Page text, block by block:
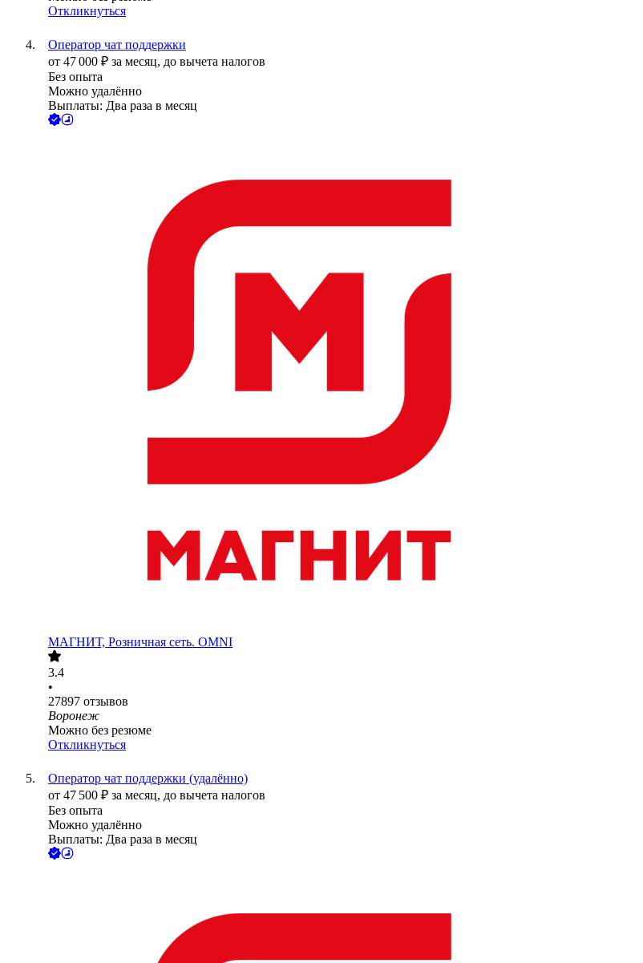
Откликнуться
Оператор чат поддержки
от 47 000 ₽ за месяц, до вычета налогов
Без опыта
Можно удалённо
Выплаты: Два раза в месяц
МАГНИТ, Розничная сеть. OMNI
3.4
•
27897 отзывов
Воронеж
Можно без резюме
Откликнуться
Оператор чат поддержки (удалённо)
от 47 500 ₽ за месяц, до вычета налогов
Без опыта
Можно удалённо
Выплаты: Два раза в месяц